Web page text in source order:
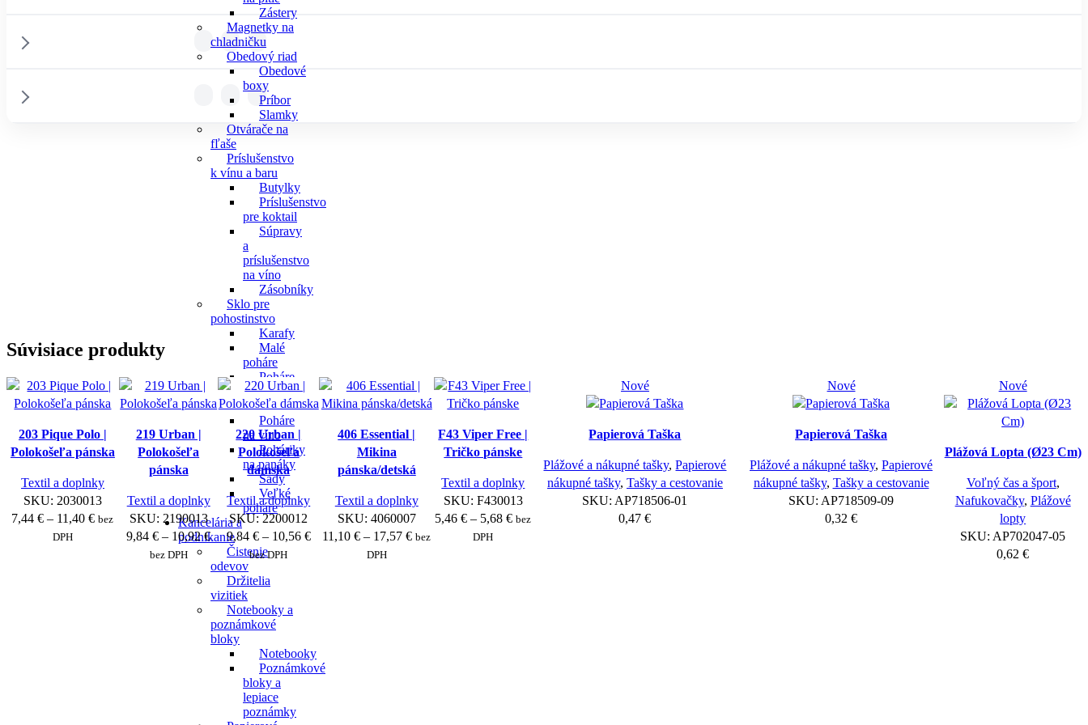
Zástery
Magnetky na
chladničku
Obedový riad
Obedové
boxy
Príbor
Slamky
Otvárače na
fľaše
Príslušenstvo
k vínu a baru
Butylky
Príslušenstvo
pre koktail
Súpravy
a
príslušenstvo
na víno
Zásobníky
Sklo pre
pohostinstvo
Karafy
Malé
poháre
Poháre
na čaj a
kávu
Poháre
na víno
Poháriky
na panáky
Sady
Veľké
poháre
Kancelária a
podnikanie
Čistenie
odevov
Držitelia
vizitiek
Notebooky a
poznámkové
bloky
Notebooky
Poznámkové
bloky a
lepiace
poznámky
Súvisiace produkty
203 Pique Polo |
Polokošeľa pánska
Textil a doplnky
SKU: 2030013
7,44€ – 11,40€Price
bez
DPH
219 Urban |
Polokošeľa
pánska
Textil a doplnky
SKU: 2190013
9,84€ – 10,92€Price
range:
9,84 €
through
10,92 €
bez DPH
220 Urban |
Polokošeľa
dámska
Textil a doplnky
SKU:2200012
9,84 € – 10,56 €Price
bez DPH
406 Essential |
Mikina
pánska/detská
Textil a doplnky
SKU: 4060007
11,10€ – 17,57€Price
bez
DPH
F43 Viper Free |
Tričko pánske
Textil a doplnky
SKU: F430013
5,46€ – 5,68€Price
bez
DPH
Nové
Papierová Taška
Plážové a nákupné tašky,Papierové
nákupné tašky, Tašky a cestovanie
SKU: AP718506-01
0,47€
Nové
Papierová Taška
Plážové a nákupné tašky,Papierové
nákupné tašky, Tašky a cestovanie
SKU: AP718509-09
0,32€
Nové
Plážová Lopta (Ø23 Cm)
Voľný čas a šport,
Nafukovačky, Plážové
lopty
SKU: AP702047-05
0,62€